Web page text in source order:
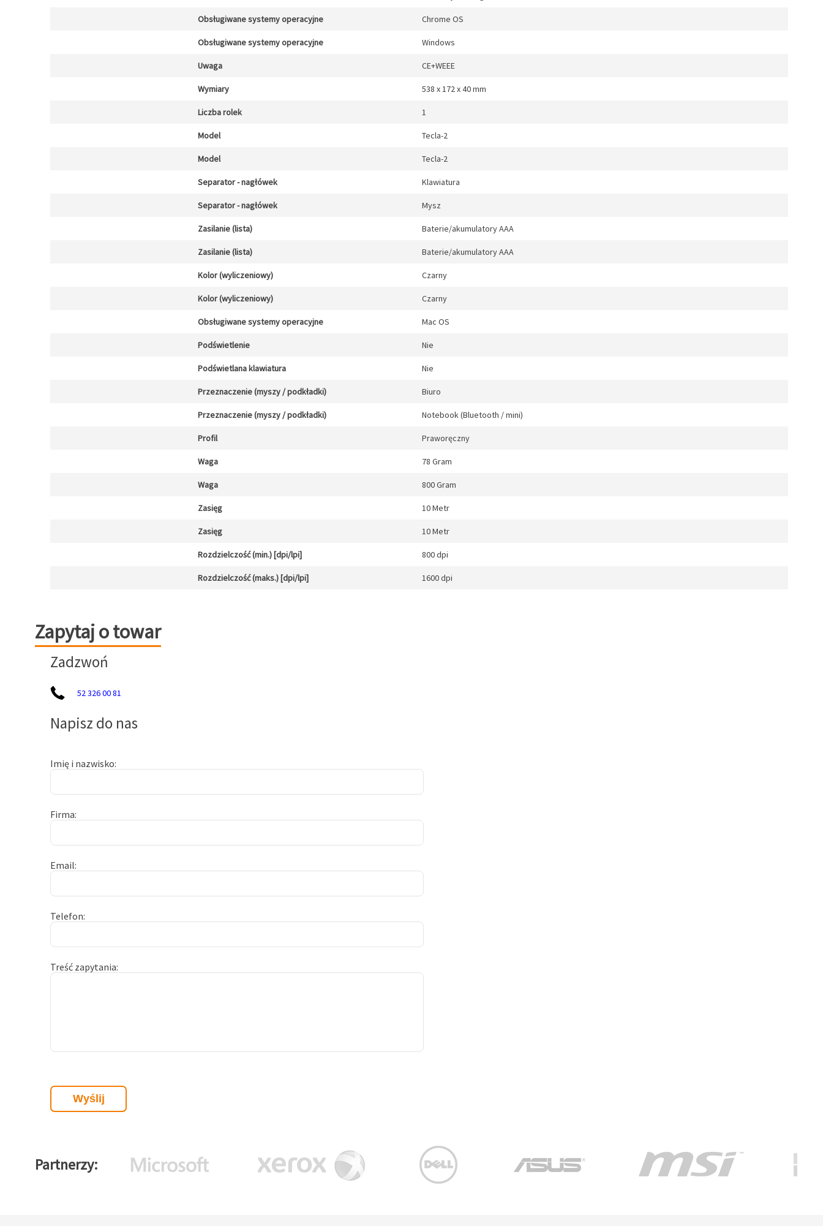
Obsługiwane systemy operacyjne Chrome OS
Obsługiwane systemy operacyjne Windows
Uwaga CE+WEEE
Wymiary 538 x 172 x 40 mm
Liczba rolek 1
Model Tecla-2
Model Tecla-2
Separator - nagłówek Klawiatura
Separator - nagłówek Mysz
Zasilanie (lista) Baterie/akumulatory AAA
Zasilanie (lista) Baterie/akumulatory AAA
Kolor (wyliczeniowy) Czarny
Kolor (wyliczeniowy) Czarny
Obsługiwane systemy operacyjne Mac OS
Podświetlenie Nie
Podświetlana klawiatura Nie
Przeznaczenie (myszy / podkładki) Biuro
Przeznaczenie (myszy / podkładki) Notebook (Bluetooth / mini)
Profil Praworęczny
Waga 78 Gram
Waga 800 Gram
Zasięg 10 Metr
Zasięg 10 Metr
Rozdzielczość (min.) [dpi/lpi] 800 dpi
Rozdzielczość (maks.) [dpi/lpi] 1600 dpi
Zapytaj o towar
Zapytaj o towar
Zadzwoń
52 326 00 81
Napisz do nas
Imię i nazwisko
Firma
Email
Telefon
Treść zapytania
Partnerzy